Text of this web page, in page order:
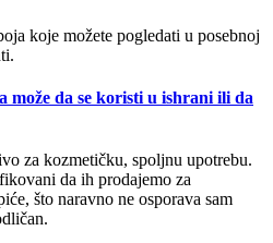
koje možete pogledati u posebnoj
može da se koristi u ishrani ili da
za kozmetičku, spoljnu upotrebu.
da ih prodajemo za
što naravno ne osporava sam